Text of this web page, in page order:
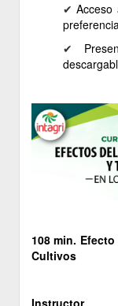
✔
✔
108 min.
Cultivos
Instructor